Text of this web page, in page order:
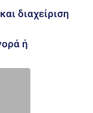
διαχείριση
ή